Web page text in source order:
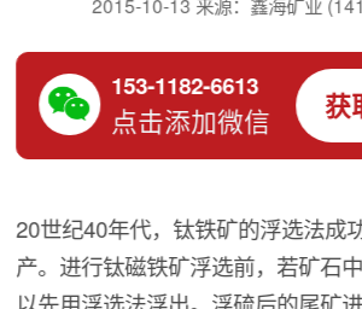
153-1182-6613
点击添加微信 获
20世纪40年代，钛铁矿的浮选法成
产。进行钛磁铁矿浮选前，若矿石